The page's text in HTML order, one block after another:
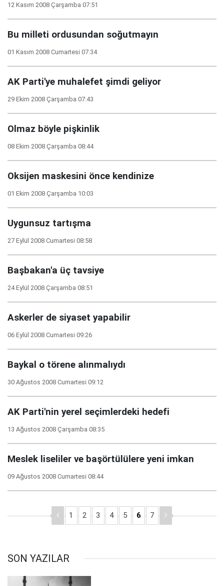
12 Kasım 2008 Çarşamba 07:51
Bu milleti ordusundan soğutmayın
01 Kasım 2008 Cumartesi 07:34
AK Parti'ye muhalefet şimdi geliyor
29 Ekim 2008 Çarşamba 07:43
Olmaz böyle pişkinlik
08 Ekim 2008 Çarşamba 08:44
Oksijen maskesini önce kendinize
01 Ekim 2008 Çarşamba 10:03
Uygunsuz tartışma
27 Eylül 2008 Cumartesi 08:58
Başbakan'a üç tavsiye
24 Eylül 2008 Çarşamba 08:51
Askerler de siyaset yapabilir
06 Eylül 2008 Cumartesi 09:26
Baykal o törene alınmalıydı
30 Ağustos 2008 Cumartesi 09:12
AK Parti'nin yerel seçimlerdeki hedefi
13 Ağustos 2008 Çarşamba 08:35
Meslek liseliler ve başörtülülere yeni imkan
09 Ağustos 2008 Cumartesi 08:44
1 2 3 4 5 6 7
SON YAZILAR